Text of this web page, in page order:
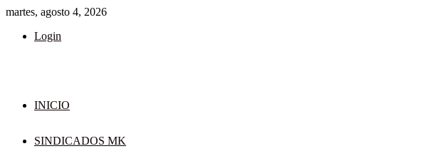
martes, agosto 4, 2026
Login
INICIO
SINDICADOS MK